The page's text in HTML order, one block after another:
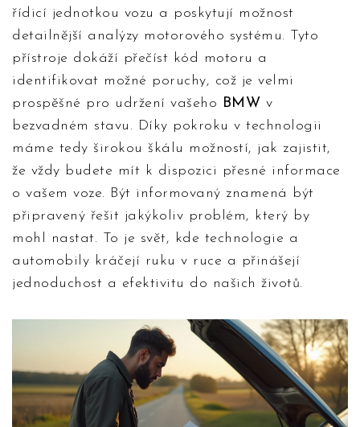
řídicí jednotkou vozu a poskytují možnost
detailnější analýzy motorového systému. Tyto
přístroje dokáží přečíst kód motoru a
identifikovat možné poruchy, což je velmi
prospěšné pro udržení vašeho BMW v
bezvadném stavu. Díky pokroku v technologii
máme tedy širokou škálu možností, jak zajistit,
že vždy budete mít k dispozici přesné informace
o vašem voze. Být informovaný znamená být
připravený řešit jakýkoliv problém, který by
mohl nastat. To je svět, kde technologie a
automobily kráčejí ruku v ruce a přinášejí
jednoduchost a efektivitu do našich životů.